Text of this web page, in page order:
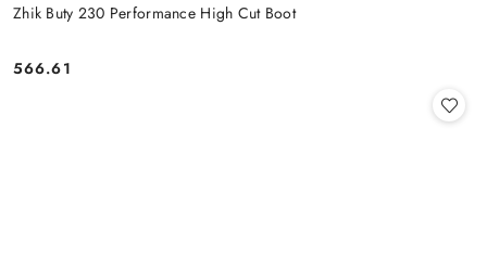
Zhik Buty 230 Performance High Cut Boot
Cena:
566.61